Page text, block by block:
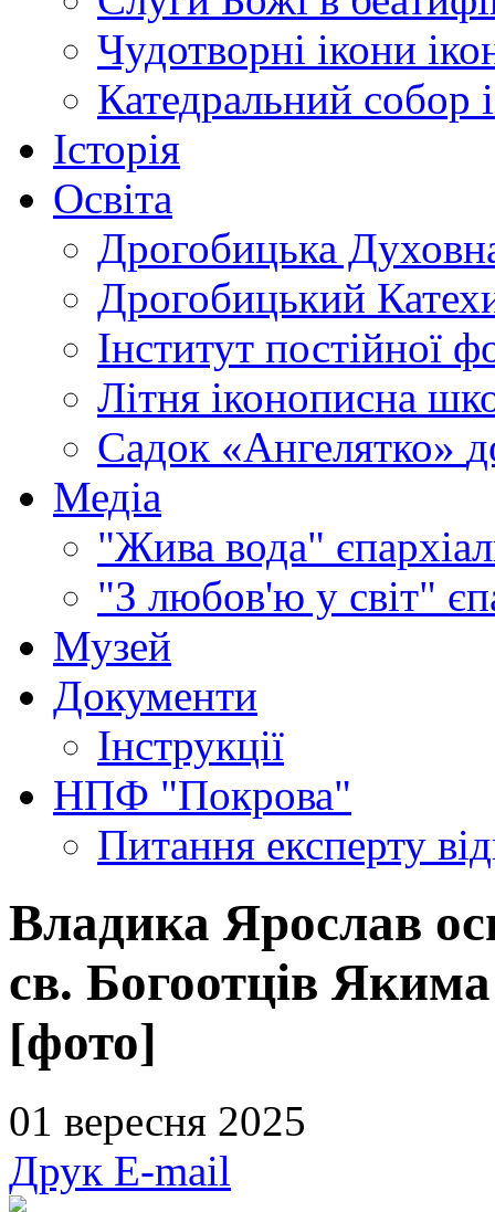
Чудотворні ікони
Катедральний собор
Історія
Освіта
Дрогобицька
Дрогобицький
Інститут постійної
Літня іконописна
Садок «Ангелятко»
Медіа
"Жива вода"
"З любов'ю у світ"
Музей
Документи
Інструкції
НПФ "Покрова"
Питання експерту
Владика Ярослав
св. Богоотців
[фото]
01 вересня 2025
Друк E-mail